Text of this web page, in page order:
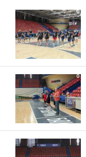
0
0
0